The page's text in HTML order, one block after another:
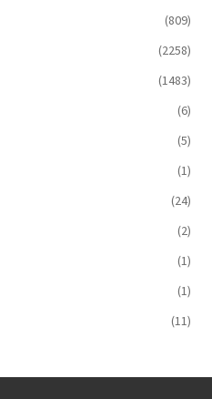
(809)
(2258)
(1483)
(6)
(5)
(1)
(24)
(2)
(1)
(1)
(11)